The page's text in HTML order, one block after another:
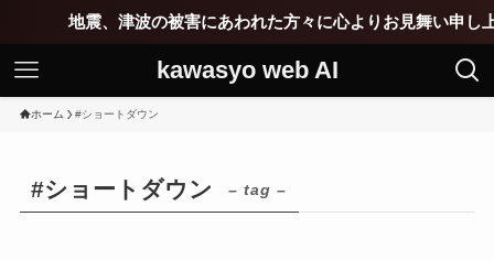
地震、津波の被害にあわれた方々に心よりお見舞い申し
kawasyo web AI
ホーム #ショートダウン
#ショートダウン – tag –